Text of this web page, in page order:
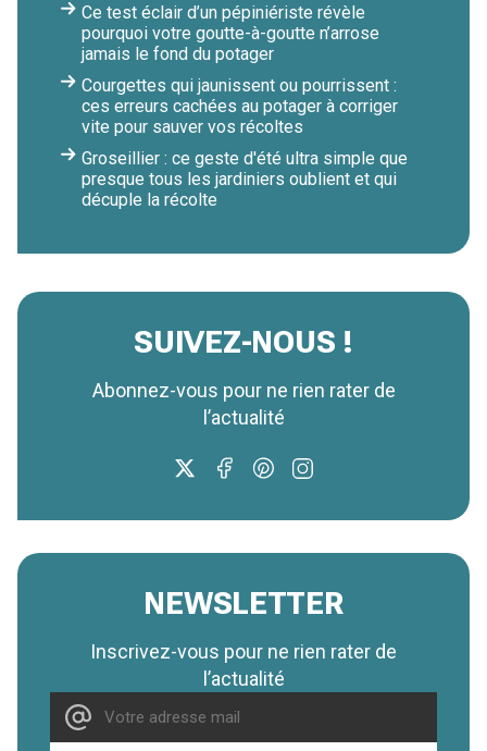
Ce test éclair d’un pépiniériste révèle
pourquoi votre goutte-à-goutte n’arrose
jamais le fond du potager
Courgettes qui jaunissent ou pourrissent :
ces erreurs cachées au potager à corriger
vite pour sauver vos récoltes
Groseillier : ce geste d'été ultra simple que
presque tous les jardiniers oublient et qui
décuple la récolte
SUIVEZ-NOUS !
Abonnez-vous pour ne rien rater de
l’actualité
NEWSLETTER
Inscrivez-vous pour ne rien rater de
l’actualité